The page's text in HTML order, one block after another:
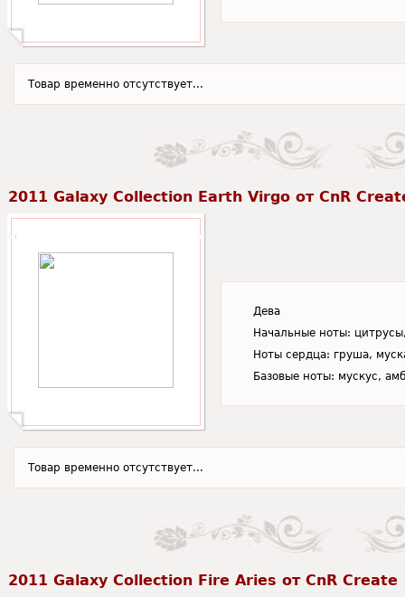
Товар временно отсутствует...
2011 Galaxy Collection Earth Virgo от CnR
Дева
Начальные ноты:
Ноты сердца: груша,
Базовые ноты: мускус,
Товар временно отсутствует...
2011 Galaxy Collection Fire Aries от CnR Create